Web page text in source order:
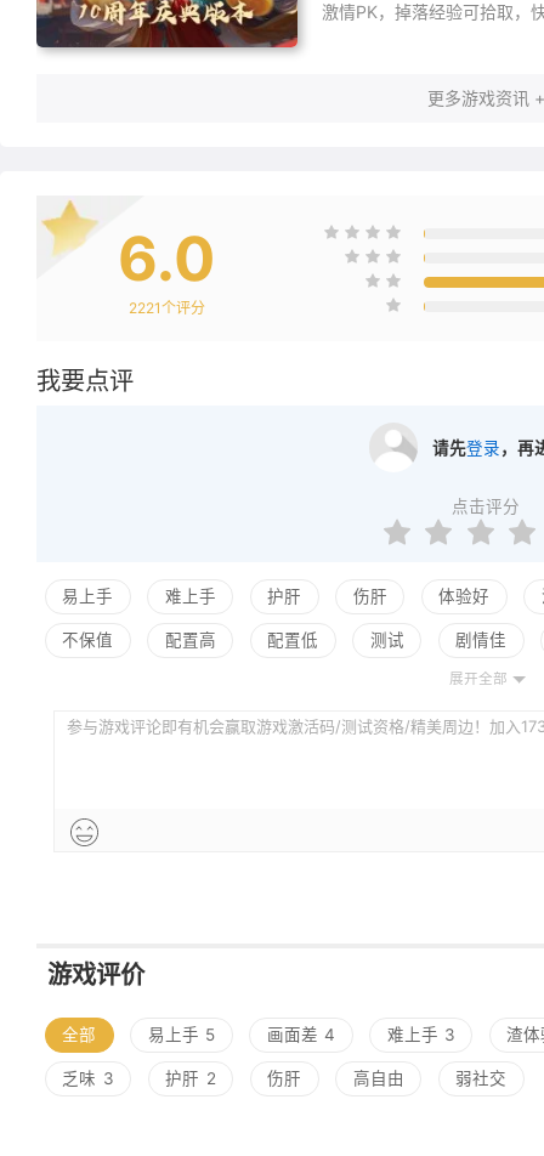
激情PK，掉落经验可拾取，
更多游戏资讯 +
6.0
2221个评分
我要点评
请先登录，再
点击评分
易上手 难上手 护肝 伤肝 体验好
不保值 配置高 配置低 测试 剧情佳
养成合理
强社交 弱社交
展开全部
参与游戏评论即有机会赢取游戏激活码/测试资格/精美周边！加入
游戏评价
全部 易上手 5 画面差 4 难上手 3 渣体
乏味 3 护肝 2 伤肝 高自由 弱社交